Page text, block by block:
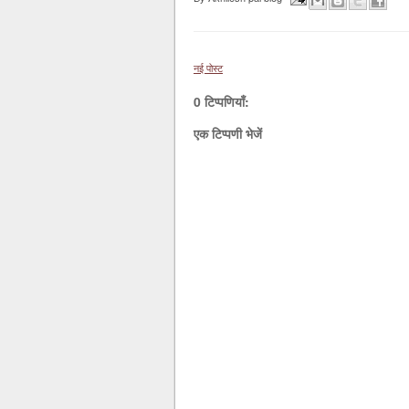
नई पोस्ट
0 टिप्पणियाँ:
एक टिप्पणी भेजें